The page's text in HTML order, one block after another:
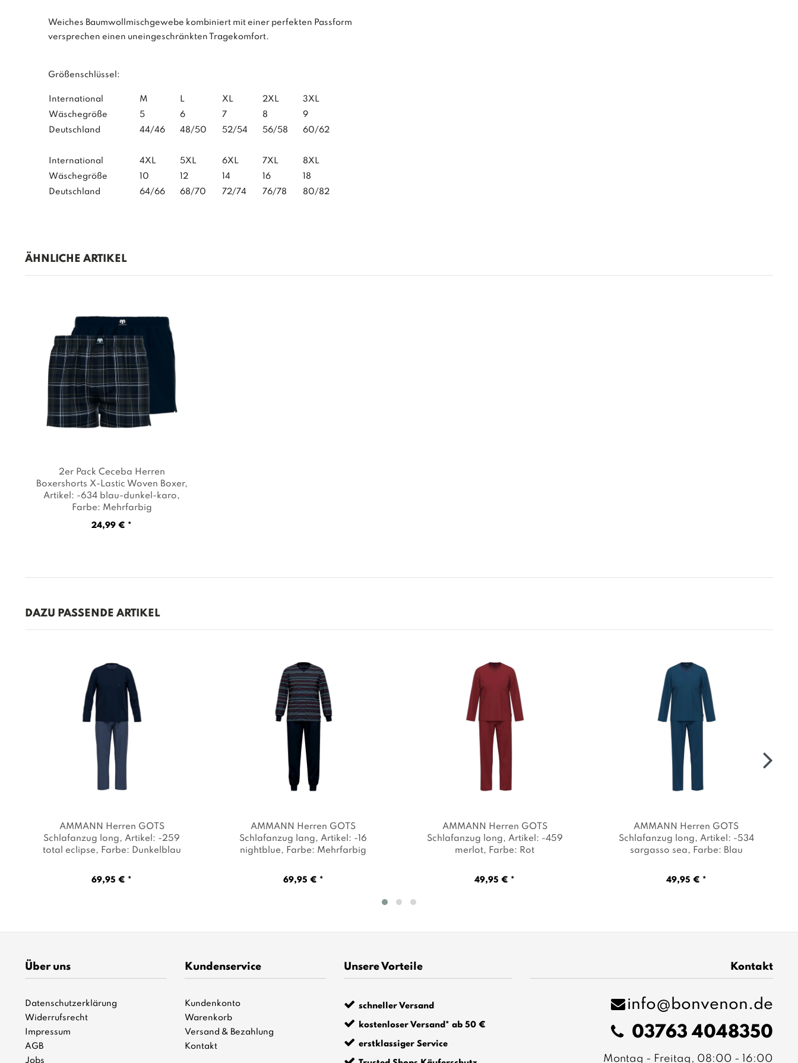
Weiches Baumwollmischgewebe kombiniert mit einer perfekten Passform
versprechen einen uneingeschränkten Tragekomfort.
Größenschlüssel:
International M L XL 2XL
3XL
Wäschegröße
5 6 7 8
9
Deutschland
44/46 48/50 52/54 56/58 60/62
International 4XL 5XL 6XL 7XL
8XL
Wäschegröße
10 12 14 16
18
Deutschland
64/66 68/70 72/74 76/78 80/82
ÄHNLICHE ARTIKEL
2er Pack Ceceba Herren
Boxershorts X-Lastic Woven Boxer,
Artikel: -634 blau-dunkel-karo,
Farbe: Mehrfarbig
24,99 € *
DAZU PASSENDE ARTIKEL
AMMANN Herren GOTS
Schlafanzug long, Artikel: -259
total eclipse, Farbe: Dunkelblau
69,95 € *
AMMANN Herren GOTS
Schlafanzug lang, Artikel: -16
nightblue, Farbe: Mehrfarbig
69,95 € *
AMMANN Herren GOTS
Schlafanzug long, Artikel: -459
merlot, Farbe: Rot
49,95 € *
AMMANN Herren GOTS
Schlafanzug long, Artikel: -534
sargasso sea, Farbe: Blau
49,95 € *
Über uns
Datenschutzerklärung
Widerrufsrecht
Impressum
AGB
Jobs
Kundenservice
Kundenkonto
Warenkorb
Versand & Bezahlung
Kontakt
Unsere Vorteile
schneller Versand
kostenloser Versand* ab 50 €
erstklassiger Service
Kontakt
info@bonvenon.de
03763 4048350
Montag - Freitag, 08:00 - 16:00